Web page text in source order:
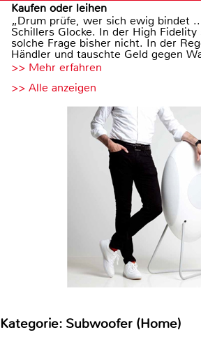
Kaufen oder leihen
„Drum prüfe, wer sich ewig bindet
Schillers Glocke. In der High
solche Frage bisher nicht. In der
Händler und tauschte Geld gegen
>> Mehr erfahren
>> Alle anzeigen
Kategorie: Subwoofer (Home)